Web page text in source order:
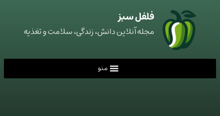
فلفل سبز
مجله آنلاین دانش، زندگی، سلامت و تغذیه
منو